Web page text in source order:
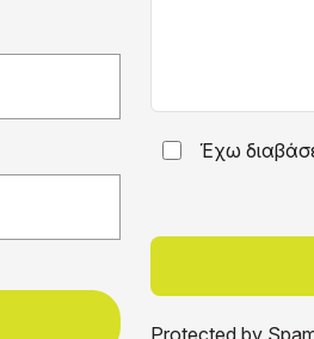
Έχω
Protected by